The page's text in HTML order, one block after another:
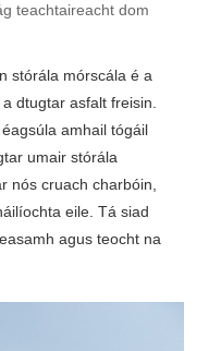
teachtaireacht dom
stórála mórscála é a
dtugtar asfalt freisin.
amhail tógáil
umair stórála
nós cruach charbóin,
eile. Tá siad
agus teocht na